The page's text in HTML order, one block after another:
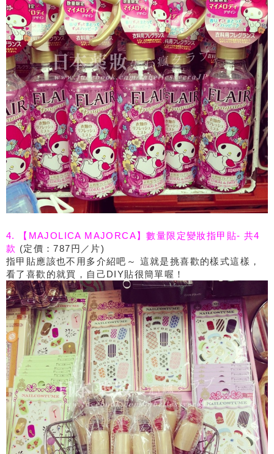
4. 【MAJOLICA MAJORCA】數量限定變妝指甲貼- 共4
款 (定價：787円／片)
指甲貼應該也不用多介紹吧～ 這就是挑喜歡的樣式這樣，
看了喜歡的就買，自己DIY貼很簡單喔！